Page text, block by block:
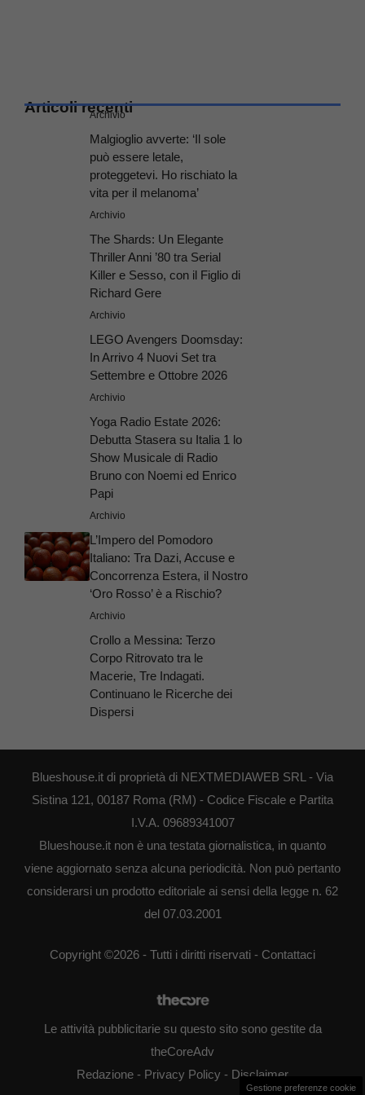
Articoli recenti
Archivio
Malgioglio avverte: ‘Il sole
può essere letale,
proteggetevi. Ho rischiato la
vita per il melanoma’
Archivio
The Shards: Un Elegante
Thriller Anni ’80 tra Serial
Killer e Sesso, con il Figlio di
Richard Gere
Archivio
LEGO Avengers Doomsday:
In Arrivo 4 Nuovi Set tra
Settembre e Ottobre 2026
Archivio
Yoga Radio Estate 2026:
Debutta Stasera su Italia 1 lo
Show Musicale di Radio
Bruno con Noemi ed Enrico
Papi
Archivio
L’Impero del Pomodoro
Italiano: Tra Dazi, Accuse e
Concorrenza Estera, il Nostro
‘Oro Rosso’ è a Rischio?
Archivio
Crollo a Messina: Terzo
Corpo Ritrovato tra le
Macerie, Tre Indagati.
Continuano le Ricerche dei
Dispersi
Blueshouse.it di proprietà di NEXTMEDIAWEB SRL - Via
Sistina 121, 00187 Roma (RM) - Codice Fiscale e Partita
I.V.A. 09689341007
Blueshouse.it non è una testata giornalistica, in quanto
viene aggiornato senza alcuna periodicità. Non può pertanto
considerarsi un prodotto editoriale ai sensi della legge n. 62
del 07.03.2001
Copyright ©2026 - Tutti i diritti riservati - Contattaci
Le attività pubblicitarie su questo sito sono gestite da
theCoreAdv
Redazione - Privacy Policy - Disclaimer
Gestione preferenze cookie